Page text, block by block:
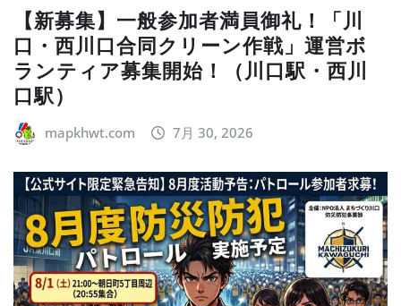
【新募集】一般参加者満員御礼！「川
口・西川口合同クリーン作戦」運営ボ
ランティア募集開始！（川口駅・西川
口駅）
mapkhwt.com 7月 30, 2026